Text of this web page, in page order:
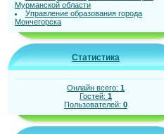
Мурманской области
Управление образования города
Мончегорска
Статистика
Онлайн всего: 1
Гостей: 1
Пользователей: 0